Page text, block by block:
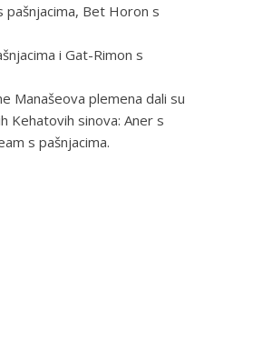
pašnjacima, Bet Horon s
i Gat-Rimon s
Manašeova plemena dali su
Kehatovih sinova: Aner s
s pašnjacima.